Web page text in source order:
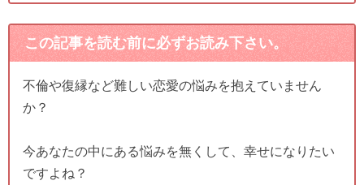
この記事を読む前に必ずお読み下さい。
不倫や復縁など難しい恋愛の悩みを抱えていません
か？
今あなたの中にある悩みを無くして、幸せになりたい
ですよね？